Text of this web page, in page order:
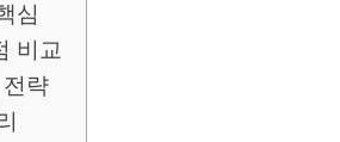
심
비교
략